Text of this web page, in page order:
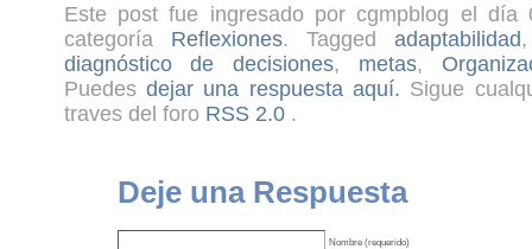
Este post fue ingresado por cgmpblog el
categoría Reflexiones. Taggedadaptabilidad
diagnóstico de decisiones, metas,
Puedes dejar una respuesta aquí. Sigue
traves del foro RSS 2.0.
Deje una Respuesta
Nombre (requerido)